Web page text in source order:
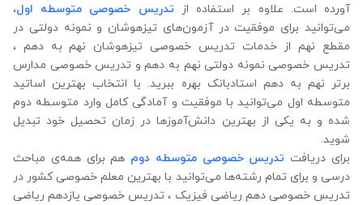
آورده است. علاوه ‌بر استفاده از تدریس خصوصی متوسطه اول،
می‌توانید برای موفقیت در آزمون‌های تیزهوشان و نمونه دولتی در
مقطع نهم از خدمات تدریس خصوصی تیزهوشان نهم به دهم ،
تدریس خصوصی نمونه دولتی نهم به دهم و تدریس خصوصی مدارس
برتر نهم به دهم استادبانک بهره‌ ببرید. با انتخاب بهترین اساتید
متوسطه اول می‌توانید با موفقیت و آمادگی کامل وارد متوسطه دوم
شده و به یکی از بهترین دانش‌آموزها در زمان تحصیل خود تبدیل
شوید.
برای دریافت تدریس خصوصی متوسطه دوم هم برای همه‌ی مباحث
درسی و برای تمام رشته‌ها می‌‌‌‌‌‌توانید با بهترین معلم خصوصی کشور در
تدریس خصوصی دهم ریاضی فیزیک ، تدریس خصوصی یازدهم ریاضی